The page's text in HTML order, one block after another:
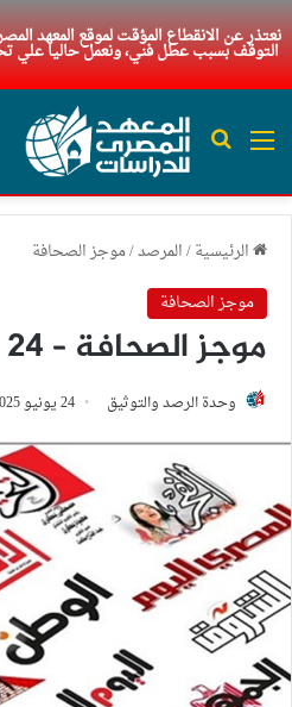
نعتذر عن الانقطاع المؤقت لموقع المعهد
التوقف بسبب عطل فني، ونعمل حاليا علي
القائمة بحث عن
الرئيسية/المرصد/موجز الصحافة
موجز الصحافة
موجز الصحافة – 24 يونيو 2025
وحدة الرصد والتوثيق 24 يونيو 2025